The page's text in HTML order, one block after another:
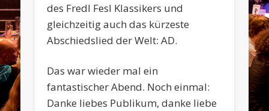
des Fredl Fesl Klassikers und
gleichzeitig auch das kürzeste
Abschiedslied der Welt: AD.
Das war wieder mal ein
fantastischer Abend. Noch einmal:
Danke liebes Publikum, danke liebe